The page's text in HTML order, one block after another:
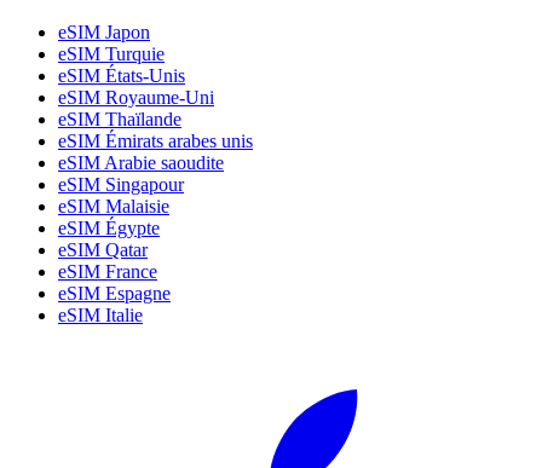
eSIM Japon
eSIM Turquie
eSIM États-Unis
eSIM Royaume-Uni
eSIM Thaïlande
eSIM Émirats arabes unis
eSIM Arabie saoudite
eSIM Singapour
eSIM Malaisie
eSIM Égypte
eSIM Qatar
eSIM France
eSIM Espagne
eSIM Italie